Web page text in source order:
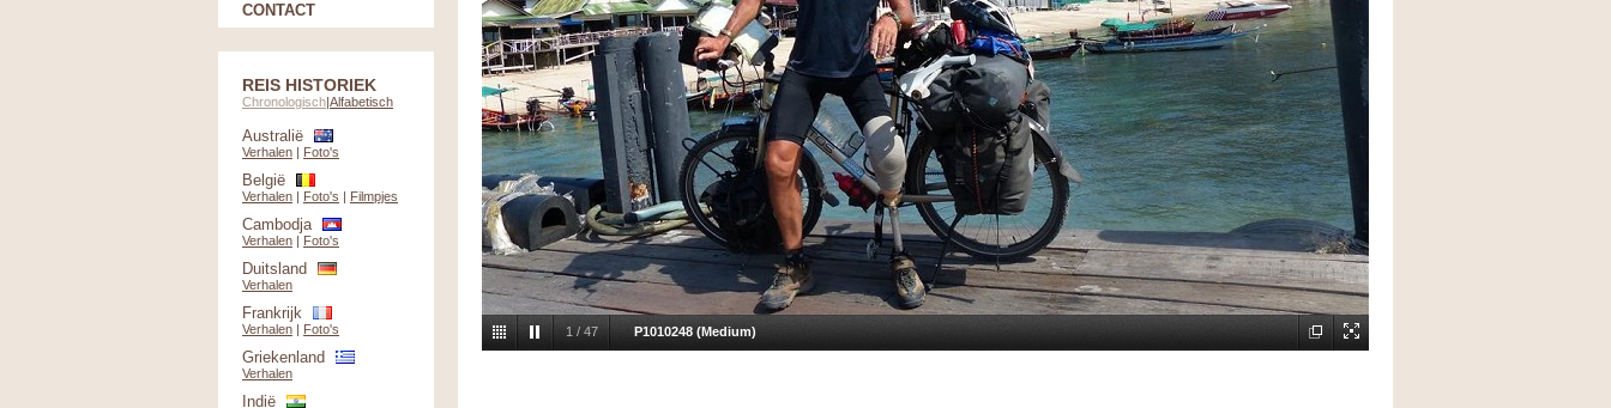
1 / 47 P1010248 (Medium)
CONTACT
REIS HISTORIEK
Chronologisch|Alfabetisch
Australië
Verhalen | Foto's
België
Verhalen | Foto's | Filmpjes
Cambodja
Verhalen | Foto's
Duitsland
Verhalen
Frankrijk
Verhalen | Foto's
Griekenland
Verhalen
Indië